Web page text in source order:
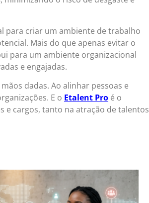
para criar um ambiente de trabalho
Mais do que apenas evitar o
para um ambiente organizacional
e engajadas.
dadas. Ao alinhar pessoas e
E o Etalent Pro é o
e cargos, tanto na atração de talentos